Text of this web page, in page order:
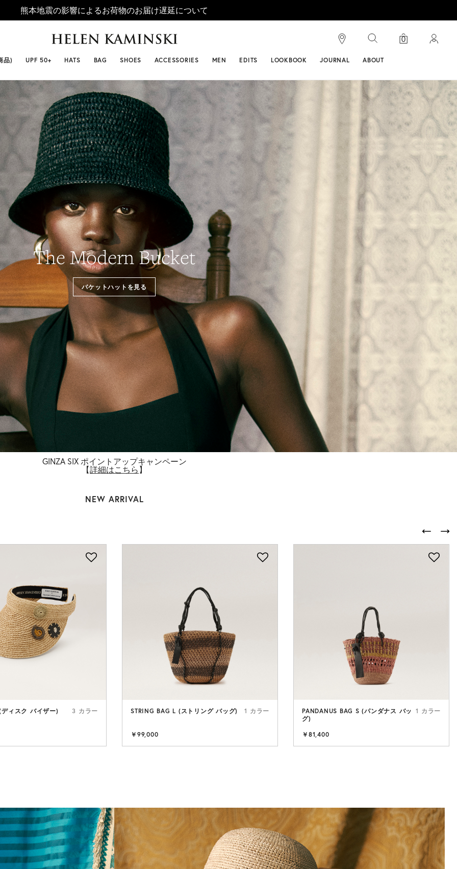
熊本地震の影響によるお荷物のお届け遅延について
#ビベット #キャップ #ビアンカ 0
品) UPF 50+ HATS BAG SHOES ACCESSORIES MEN EDITS LOOKBOOK JOURNAL ABOUT
The Modern Bucket
バケットハットを見る
GINZA SIX ポイントアップキャンペーン
【詳細はこちら】
NEW ARRIVAL
ィスク バイザー) 3 カラー STRING BAG L (ストリング バッグ) 1 カラー
￥99,000
PANDANUS BAG S (パンダナス バッ
グ)
1 カラー
￥81,400
カ)
￥ 26,400
ト)
NEW SEASON BAGS
RAFFIA BAG
質感が生み出す、新しい奥行
き。 洗練されたフォルムと使
いやすさが魅力です。
さらに見る
NEW RAFFIA HAT
さらに見る